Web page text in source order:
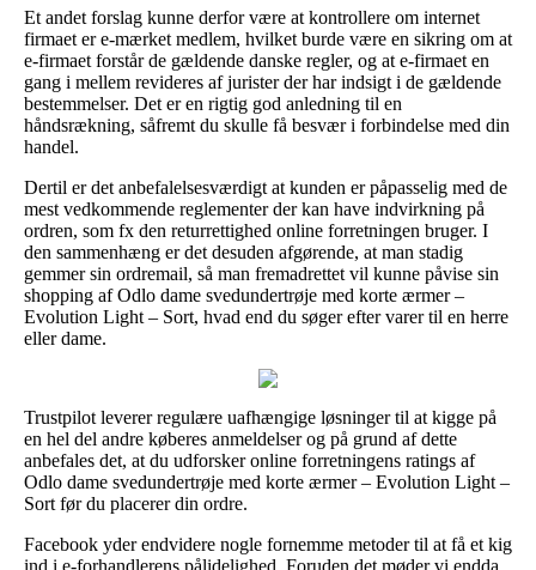
Et andet forslag kunne derfor være at kontrollere om internet
firmaet er e-mærket medlem, hvilket burde være en sikring om at
e-firmaet forstår de gældende danske regler, og at e-firmaet en
gang i mellem revideres af jurister der har indsigt i de gældende
bestemmelser. Det er en rigtig god anledning til en
håndsrækning, såfremt du skulle få besvær i forbindelse med din
handel.
Dertil er det anbefalelsesværdigt at kunden er påpasselig med de
mest vedkommende reglementer der kan have indvirkning på
ordren, som fx den returrettighed online forretningen bruger. I
den sammenhæng er det desuden afgørende, at man stadig
gemmer sin ordremail, så man fremadrettet vil kunne påvise sin
shopping af Odlo dame svedundertrøje med korte ærmer –
Evolution Light – Sort, hvad end du søger efter varer til en herre
eller dame.
Trustpilot leverer regulære uafhængige løsninger til at kigge på
en hel del andre køberes anmeldelser og på grund af dette
anbefales det, at du udforsker online forretningens ratings af
Odlo dame svedundertrøje med korte ærmer – Evolution Light –
Sort før du placerer din ordre.
Facebook yder endvidere nogle fornemme metoder til at få et kig
ind i e-forhandlerens pålidelighed. Foruden det møder vi endda